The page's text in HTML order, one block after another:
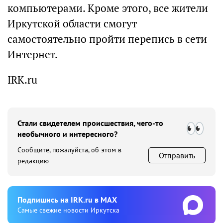
компьютерами. Кроме этого, все жители
Иркутской области смогут
самостоятельно пройти перепись в сети
Интернет.
IRK.ru
Стали свидетелем происшествия, чего-то
необычного и интересного?
Сообщите, пожалуйста, об этом в
редакцию
Отправить
Подпишиcь на IRK.ru в MAX
Cамые свежие новости Иркутска